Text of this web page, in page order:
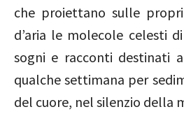
che proiettano sulle
d’aria le molecole celesti
sogni e racconti destinati
qualche settimana per
del cuore, nel silenzio della